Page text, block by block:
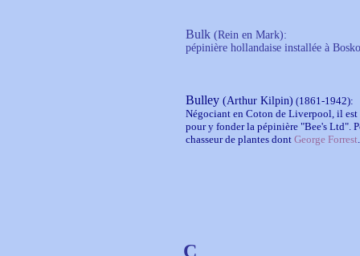
Bulk (Rein en Mark):
pépinière hollandaise installée à
Bulley (Arthur Kilpin) (1861-1942):
Négociant en Coton de Liverpool, il est
pour y fonder la pépinière "Bee's Ltd".
chasseur de plantes dont George Forrest
C